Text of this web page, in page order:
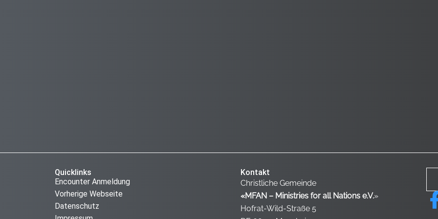
Quicklinks
Encounter Anmeldung
Vorherige Webseite
Datenschutz
Kontakt
Christliche Gemeinde
«MFAN – Ministries for all Nations e.V.»
Hofrat-Wild-Straße 5